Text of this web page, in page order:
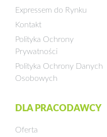
Expressem do Rynku
Kontakt
Polityka Ochrony
Prywatności
Polityka Ochrony Danych
Osobowych
DLA PRACODAWCY
Oferta